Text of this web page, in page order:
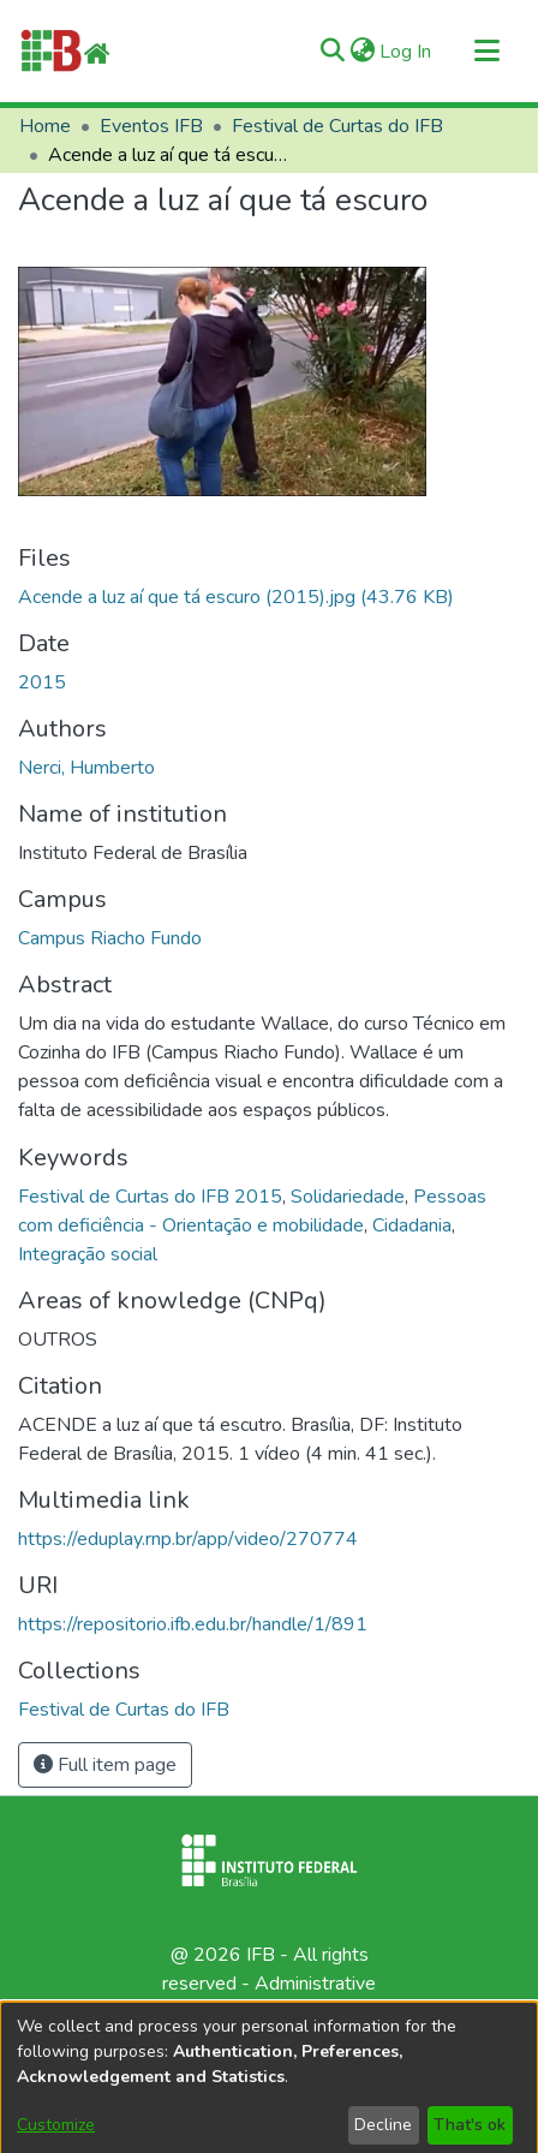
Log In (current)
Communities & Collections
All of RIIFB
Manuals and Terms
About RIIFB
Help
Contacts
Home Eventos IFB
Festival de Curtas do IFB
Acende a luz aí que tá escuro
Acende a luz aí que tá escuro
Files
Acende a luz aí que tá escuro (2015).jpg (43.76 KB)
Date
2015
Authors
Nerci, Humberto
Name of institution
Instituto Federal de Brasília
Campus
Campus Riacho Fundo
Abstract
Um dia na vida do estudante Wallace, do curso Técnico em
Cozinha do IFB (Campus Riacho Fundo). Wallace é um
pessoa com deficiência visual e encontra dificuldade com a
falta de acessibilidade aos espaços públicos.
Keywords
Festival de Curtas do IFB 2015, Solidariedade, Pessoas
com deficiência - Orientação e mobilidade, Cidadania,
Integração social
Areas of knowledge (CNPq)
OUTROS
Citation
ACENDE a luz aí que tá escutro. Brasília, DF: Instituto
Federal de Brasília, 2015. 1 vídeo (4 min. 41 sec.).
Multimedia link
https://eduplay.rnp.br/app/video/270774
URI
https://repositorio.ifb.edu.br/handle/1/891
Collections
Festival de Curtas do IFB
Full item page
@ 2026 IFB - All rights
reserved - Administrative
We collect and process your personal information for the
following purposes: Authentication, Preferences,
Acknowledgement and Statistics.
Customize Decline That's ok